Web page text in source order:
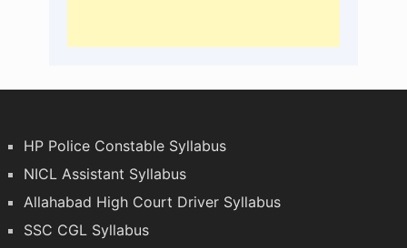
HP Police Constable Syllabus
NICL Assistant Syllabus
Allahabad High Court Driver Syllabus
SSC CGL Syllabus